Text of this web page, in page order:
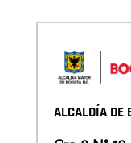
ALCALDÍA DE